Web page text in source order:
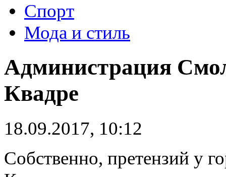
Спорт
Мода и стиль
Администрация
Квадре
18.09.2017, 10:12
Собственно, претензий у